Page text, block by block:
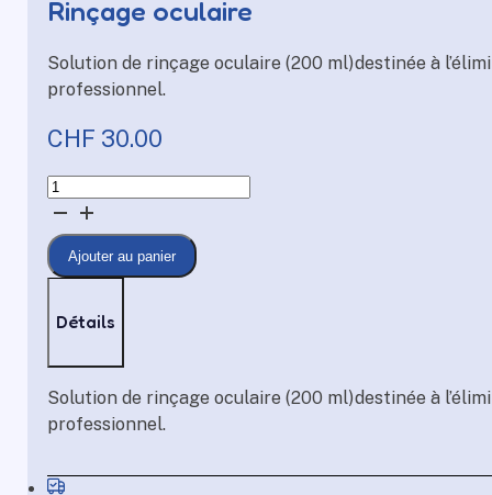
Rinçage oculaire
Solution de rinçage oculaire (200 ml)destinée à
professionnel.
CHF 30.00
quantité
de
Rinçage
oculaire
Ajouter au panier
Détails
Solution de rinçage oculaire (200 ml)destinée à
professionnel.